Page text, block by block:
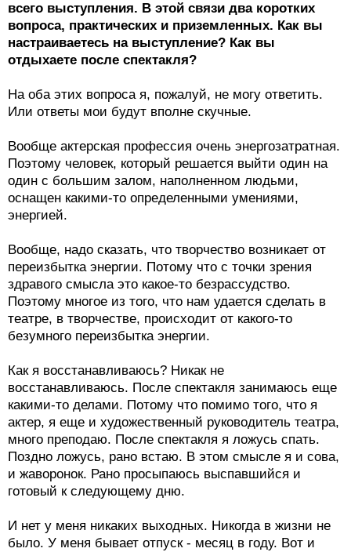
всего выступления. В этой связи два коротких
вопроса, практических и приземленных. Как вы
настраиваетесь на выступление? Как вы
отдыхаете после спектакля?
На оба этих вопроса я, пожалуй, не могу ответить.
Или ответы мои будут вполне скучные.
Вообще актерская профессия очень энергозатратная.
Поэтому человек, который решается выйти один на
один с большим залом, наполненном людьми,
оснащен какими-то определенными умениями,
энергией.
Вообще, надо сказать, что творчество возникает от
переизбытка энергии. Потому что с точки зрения
здравого смысла это какое-то безрассудство.
Поэтому многое из того, что нам удается сделать в
театре, в творчестве, происходит от какого-то
безумного переизбытка энергии.
Как я восстанавливаюсь? Никак не
восстанавливаюсь. После спектакля занимаюсь еще
какими-то делами. Потому что помимо того, что я
актер, я еще и художественный руководитель театра,
много преподаю. После спектакля я ложусь спать.
Поздно ложусь, рано встаю. В этом смысле я и сова,
и жаворонок. Рано просыпаюсь выспавшийся и
готовый к следующему дню.
И нет у меня никаких выходных. Никогда в жизни не
было. У меня бывает отпуск - месяц в году. Вот и